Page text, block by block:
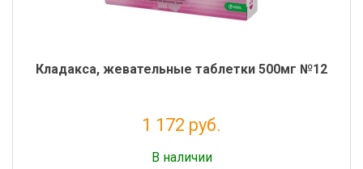
Кладакса, жевательные таблетки 500мг №12
1 172 руб.
В наличии